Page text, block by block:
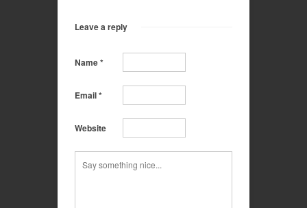
Leave a reply
Name*
Email*
Website